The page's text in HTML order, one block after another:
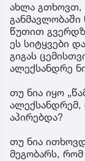
ახლა გთხოვთ,
განმავლობაში
წუთით
ეს სიტყვები
გიგას
ალექსანდრე
თუ ნია იყო
ალექსანდრემ,
აპირებდა?
თუ ნია
მეგობარს, რომ